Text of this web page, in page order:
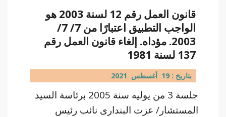
قانون العمل رقم 12 لسنة 2003 هو
الواجب التطبيق اعتبارًا من 7/ 7/
2003. مؤداه. إلغاء قانون العمل رقم
137 لسنة 1981
بتاريخ : 19 أغسطس 2021
جلسة 3 من يوليه سنة 2005 برئاسة السيد
المستشار/ عزت البندارى نائب رئيس